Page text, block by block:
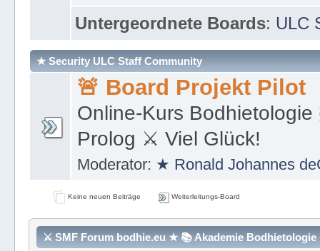
Untergeordnete Boards: ULC
★ Security ULC Staff Community
🚨 Board Projekt Pilot
Online-Kurs
Prolog ⚔ Viel Glück!
Moderator: ★ Ronald Johannes
Keine neuen Beiträge Weiterleitungs-Board
⚔ SMF Forum bodhie.eu ★ 📚 Akademie